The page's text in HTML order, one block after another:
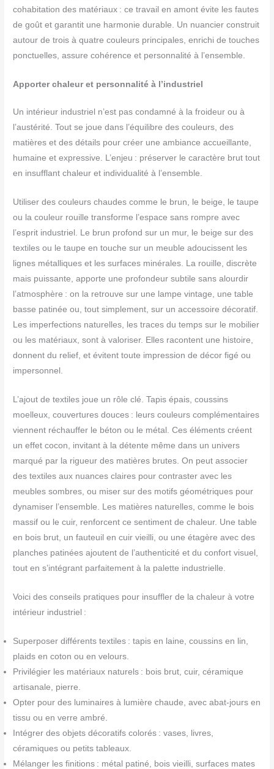
cohabitation des matériaux : ce travail en amont évite les fautes
de goût et garantit une harmonie durable. Un nuancier construit
autour de trois à quatre couleurs principales, enrichi de touches
ponctuelles, assure cohérence et personnalité à l’ensemble.
Apporter chaleur et personnalité à l’industriel
Un intérieur industriel n’est pas condamné à la froideur ou à
l’austérité. Tout se joue dans l’équilibre des couleurs, des
matières et des détails pour créer une ambiance accueillante,
humaine et expressive. L’enjeu : préserver le caractère brut tout
en insufflant chaleur et individualité à l’ensemble.
Utiliser des couleurs chaudes comme le brun, le beige, le taupe
ou la couleur rouille transforme l’espace sans rompre avec
l’esprit industriel. Le brun profond sur un mur, le beige sur des
textiles ou le taupe en touche sur un meuble adoucissent les
lignes métalliques et les surfaces minérales. La rouille, discrète
mais puissante, apporte une profondeur subtile sans alourdir
l’atmosphère : on la retrouve sur une lampe vintage, une table
basse patinée ou, tout simplement, sur un accessoire décoratif.
Les imperfections naturelles, les traces du temps sur le mobilier
ou les matériaux, sont à valoriser. Elles racontent une histoire,
donnent du relief, et évitent toute impression de décor figé ou
impersonnel.
L’ajout de textiles joue un rôle clé. Tapis épais, coussins
moelleux, couvertures douces : leurs couleurs complémentaires
viennent réchauffer le béton ou le métal. Ces éléments créent
un effet cocon, invitant à la détente même dans un univers
marqué par la rigueur des matières brutes. On peut associer
des textiles aux nuances claires pour contraster avec les
meubles sombres, ou miser sur des motifs géométriques pour
dynamiser l’ensemble. Les matières naturelles, comme le bois
massif ou le cuir, renforcent ce sentiment de chaleur. Une table
en bois brut, un fauteuil en cuir vieilli, ou une étagère avec des
planches patinées ajoutent de l’authenticité et du confort visuel,
tout en s’intégrant parfaitement à la palette industrielle.
Voici des conseils pratiques pour insuffler de la chaleur à votre
intérieur industriel :
Superposer différents textiles : tapis en laine, coussins en lin,
plaids en coton ou en velours.
Privilégier les matériaux naturels : bois brut, cuir, céramique
artisanale, pierre.
Opter pour des luminaires à lumière chaude, avec abat-jours en
tissu ou en verre ambré.
Intégrer des objets décoratifs colorés : vases, livres,
céramiques ou petits tableaux.
Mélanger les finitions : métal patiné, bois vieilli, surfaces mates